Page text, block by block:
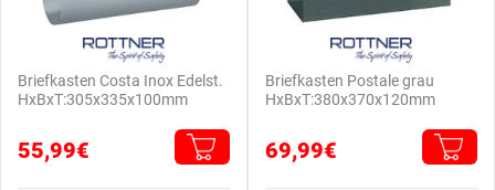
Briefkasten Costa Inox Edelst.
HxBxT:305x335x100mm
55,99€
Briefkasten Postale grau
HxBxT:380x370x120mm
69,99€